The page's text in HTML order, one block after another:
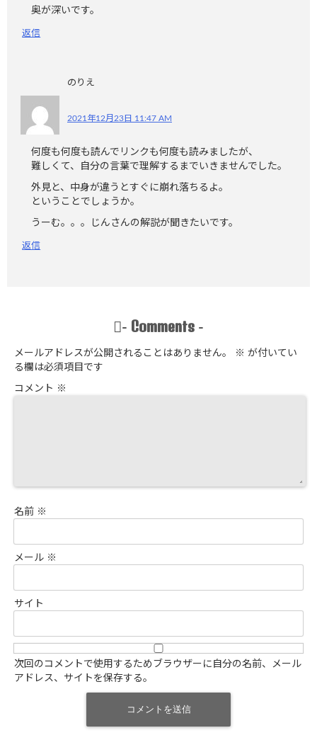
奥が深いです。
返信
のりえ
2021年12月23日 11:47 AM
何度も何度も読んでリンクも何度も読みましたが、
難しくて、自分の言葉で理解するまでいきませんでした。
外見と、中身が違うとすぐに崩れ落ちるよ。
ということでしょうか。
うーむ。。。じんさんの解説が聞きたいです。
返信
- Comments -
メールアドレスが公開されることはありません。 ※ が付いてい
る欄は必須項目です
コメント ※
名前 ※
メール ※
サイト
次回のコメントで使用するためブラウザーに自分の名前、メール
アドレス、サイトを保存する。